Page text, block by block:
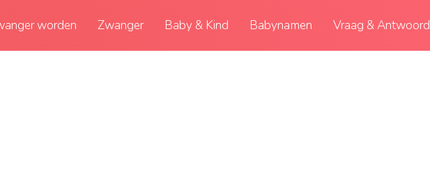
worden Zwanger Baby & Kind Babynamen Vraag & Antwoord